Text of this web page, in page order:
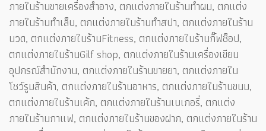
ภายในร้านขายเครื่องสำอาง, ตกแต่งภายในร้านทำผม, ตกแต่ง
ภายในร้านทำเล็บ, ตกแต่งภายในร้านทำสปา, ตกแต่งภายในร้าน
นวด, ตกแต่งภายในร้านFitness, ตกแต่งภายในร้านกิ๊ฟช็อป,
ตกแต่งภายในร้านGilf shop, ตกแต่งภายในร้านเครื่องเขียน
อุปกรณ์สำนักงาน, ตกแต่งภายในร้านขายยา, ตกแต่งภายใน
โชว์รูมสินค้า, ตกแต่งภายในร้านอาหาร, ตกแต่งภายในร้านขนม,
ตกแต่งภายในร้านเค้ก, ตกแต่งภายในร้านเบเกอรี่, ตกแต่ง
ภายในร้านกาแฟ, ตกแต่งภายในร้านของฝาก, ตกแต่งภายในร้าน